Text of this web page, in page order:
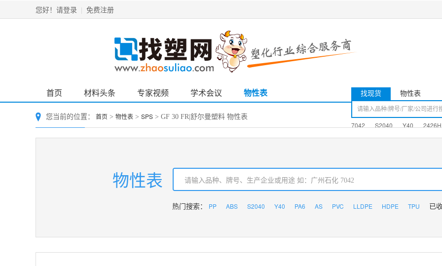
您好！ 请登录 免费注册
找现货 物性表
7042 S2040 Y40 2426H
首页 材料头条 专家视频 学术会议 物性表
您当前的位置： 首页 > 物性表 > SPS > GF 30 FR|舒尔曼塑料 物性表
物性表
热门搜索： PP ABS S2040 Y40 PA6 AS PVC LLDPE HDPE TPU 已